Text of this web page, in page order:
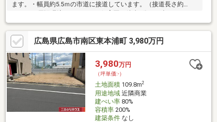
ます。・幅員約5.5ｍの市道に接道しています。（接道長さ約
幼児園 徒歩9分・広島市立比治山小学校 徒歩7分・広島市立段
原中学校 徒歩8分・フレスタ東雲店 徒歩2分・ココカラファイ
ン東雲店 徒歩8分・ダイソー広島東雲店 徒歩8分・ファミリー
マート上東雲店 徒歩3分
広島県広島市南区東本浦町 3,980万円
3,980万円
（坪単価:-）
土地面積109.8m2
用途地域近隣商業
建ぺい率80%
容積率200%
建築条件なし